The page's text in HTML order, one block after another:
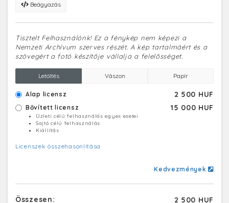
Beágyazás
Tisztelt Felhasználónk! Ez a fénykép nem képezi a
Nemzeti Archívum szerves részét. A kép tartalmáért és a
szövegért a fotó készítője vállalja a felelősséget.
Letöltés Vászon Papír
Alap licensz 2 500 HUF
Bővített licensz 15 000 HUF
Üzleti célú felhasználás egyes esetei
Sajtó célú felhasználás
Kiállítás
Licenszek összehasonlítása
Kedvezmények
Összesen: 2 500 HUF